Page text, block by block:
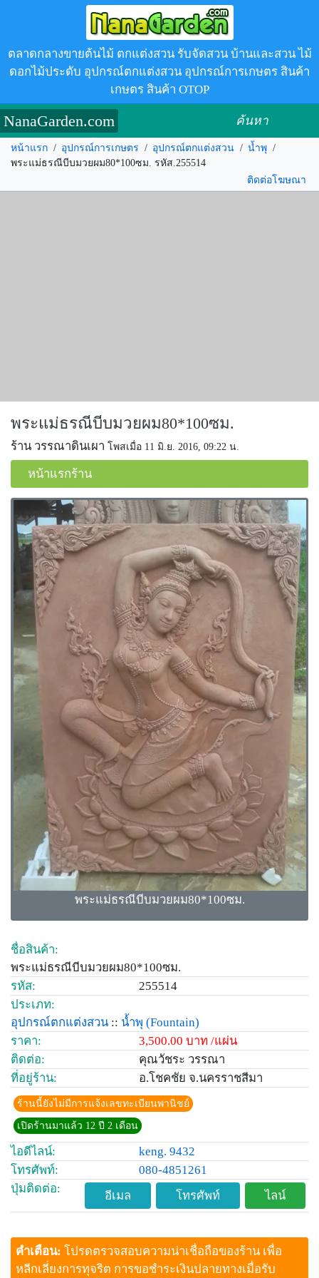
ตลาดกลางขายต้นไม้ ตกแต่งสวน รับจัดสวน บ้านและสวน ไม้
ดอกไม้ประดับ อุปกรณ์ตกแต่งสวน อุปกรณ์การเกษตร สินค้า
เกษตร สินค้า OTOP
NanaGarden.com ค้นหา
หน้าแรก / อุปกรณ์การเกษตร / อุปกรณ์ตกแต่งสวน / น้ำพุ /
พระแม่ธรณีบีบมวยผม80*100ซม. รหัส.255514
ติดต่อโฆษณา
พระแม่ธรณีบีบมวยผม80*100ซม.
ร้าน วรรณาดินเผา โพสเมื่อ 11 มิ.ย. 2016, 09:22 น.
หน้าแรกร้าน
พระแม่ธรณีบีบมวยผม80*100ซม.
ชื่อสินค้า:
พระแม่ธรณีบีบมวยผม80*100ซม.
รหัส:
255514
ประเภท:
อุปกรณ์ตกแต่งสวน :: น้ำพุ (Fountain)
ราคา:
3,500.00 บาท /แผ่น
ติดต่อ:
คุณวัชระ วรรณา
ที่อยู่ร้าน:
อ.โชคชัย จ.นครราชสีมา
ร้านนี้ยังไม่มีการแจ้งเลขทะเบียนพานิชย์
เปิดร้านมาแล้ว 12 ปี 2 เดือน
ไอดีไลน์:
keng. 9432
โทรศัพท์:
080-4851261
ปุ่มติดต่อ:
อีเมล โทรศัพท์ ไลน์
คำเตือน: โปรดตรวจสอบความน่าเชื่อถือของร้าน เพื่อ
หลีกเลี่ยงการทุจริต การขอชำระเงินปลายทางเมื่อรับ